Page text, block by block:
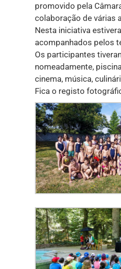
promovido pela
colaboração de várias
Nesta iniciativa
acompanhados pelos
Os participantes
nomeadamente,
cinema, música,
Fica o registo